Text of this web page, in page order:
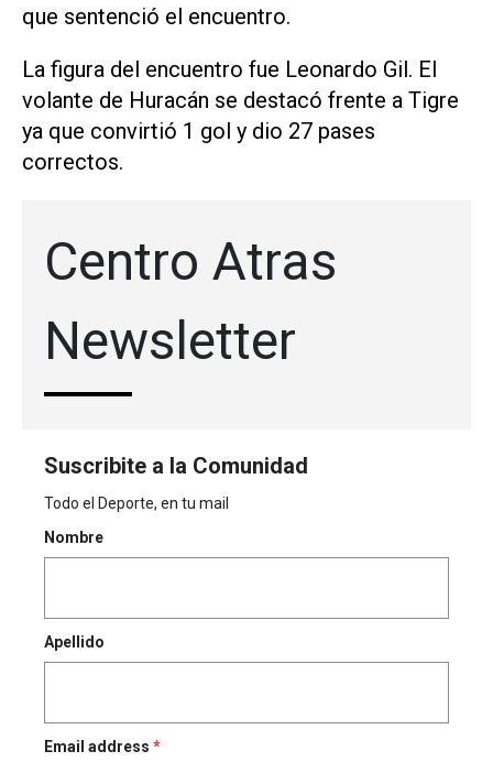
que sentenció el encuentro.
La figura del encuentro fue Leonardo Gil. El
volante de Huracán se destacó frente a Tigre
ya que convirtió 1 gol y dio 27 pases
correctos.